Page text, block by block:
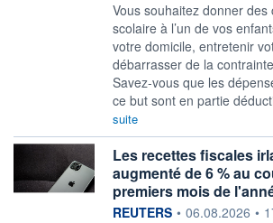
Vous souhaitez donner des
scolaire à l’un de vos
votre domicile, entretenir
débarrasser de la
Savez-vous que les
ce but sont en partie
suite
Les recettes fiscales
augmenté de 6 % au
premiers mois de
information fournie par
REUTERS • 06.08.2026 •